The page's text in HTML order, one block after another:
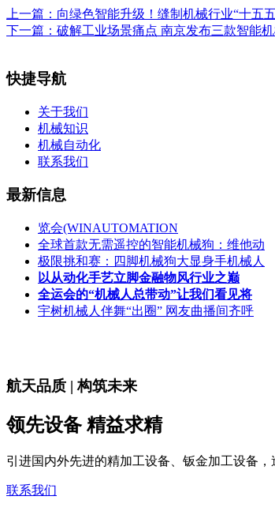
上一篇： 向绿色智能升级！缝制机械行业“十五
下一篇： 破解工业场景痛点 南京发布三款智能机
快捷导航
关于我们
机械知识
机械自动化
联系我们
最新信息
览会(WINAUTOMATION
全球首款无需遥控的智能机械狗：维他动
极限挑和赛：四脚机械狗大显身手机械人
以从动化手艺立脚金融物风行业之巅
全运会的“机械人总带动”让我们看见将
宇树机械人伴舞“出圈” 网友曲播间齐呼
航天品质 | 构筑未来
领先设备 精益求精
引进国内外先进的精加工设备、钣金加工设备
联系我们